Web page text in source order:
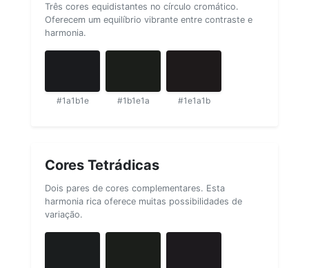
Três cores equidistantes no círculo cromático.
Oferecem um equilíbrio vibrante entre contraste e
harmonia.
#1a1b1e #1b1e1a #1e1a1b
Cores Tetrádicas
Dois pares de cores complementares. Esta
harmonia rica oferece muitas possibilidades de
variação.